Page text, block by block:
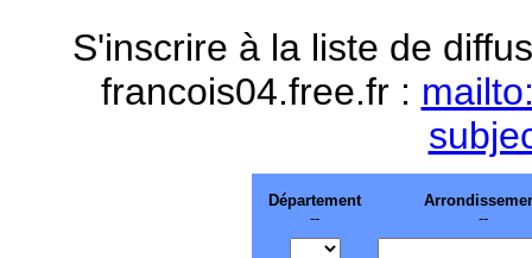
S'inscrire à la liste de
francois04.free.fr :
Département
--
--